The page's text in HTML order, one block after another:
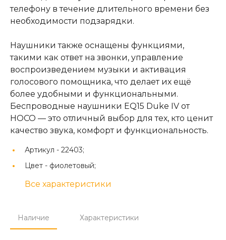
телефону в течение длительного времени без
необходимости подзарядки.
Наушники также оснащены функциями,
такими как ответ на звонки, управление
воспроизведением музыки и активация
голосового помощника, что делает их ещё
более удобными и функциональными.
Беспроводные наушники EQ15 Duke IV от
HOCO — это отличный выбор для тех, кто ценит
качество звука, комфорт и функциональность.
Артикул - 22403;
Цвет - фиолетовый;
Все характеристики
Наличие Характеристики